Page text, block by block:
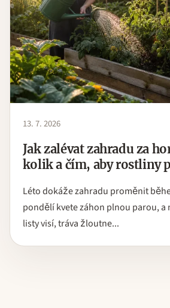
13. 7. 2026
Jak zalévat zahradu za
kolik a čím, aby rostliny
Léto dokáže zahradu proměnit
pondělí kvete záhon plnou parou, a
listy visí, tráva žloutne...